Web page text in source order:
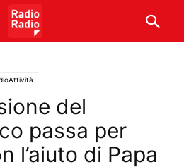
del
passa per
l’aiuto di Papa